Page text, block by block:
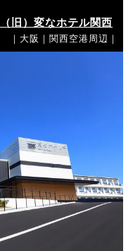
旧）変なホテル関西
｜大阪｜関西空港周辺｜